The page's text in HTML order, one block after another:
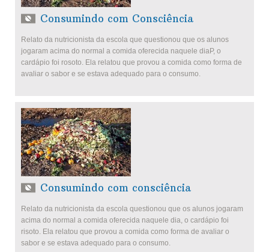
Consumindo com Consciência
Relato da nutricionista da escola que questionou que os alunos
jogaram acima do normal a comida oferecida naquele diaP, o
cardápio foi rosoto. Ela relatou que provou a comida como forma de
avaliar o sabor e se estava adequado para o consumo.
Consumindo com consciência
Relato da nutricionista da escola questionou que os alunos jogaram
acima do normal a comida oferecida naquele dia, o cardápio foi
risoto. Ela relatou que provou a comida como forma de avaliar o
sabor e se estava adequado para o consumo.